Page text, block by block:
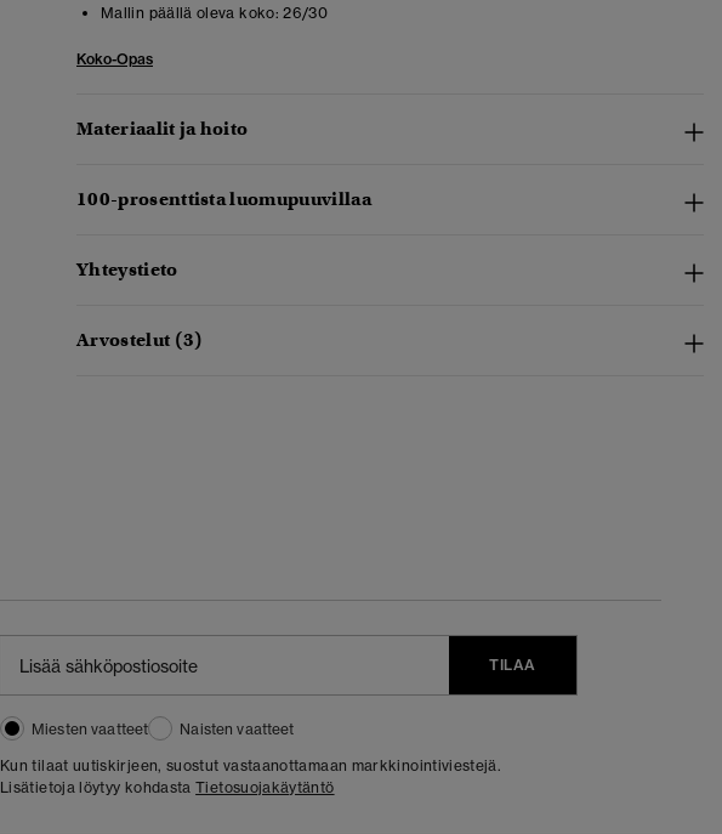
Mallin päällä oleva koko: 26/30
Koko-Opas
Materiaalit ja hoito
100-prosenttista luomupuuvillaa
Yhteystieto
Arvostelut (3)
TILAA
Miesten vaatteet
Naisten vaatteet
Kun tilaat uutiskirjeen, suostut vastaanottamaan markkinointiviestejä.
Lisätietoja löytyy kohdastaTietosuojakäytäntö